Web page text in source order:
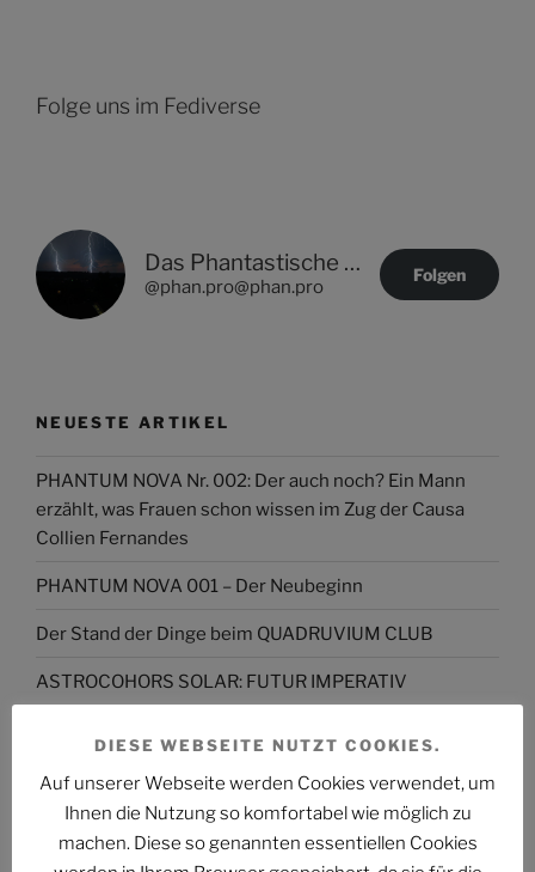
Folge uns im Fediverse
Das Phantastische Projekt - PHAN.PRO
@phan.pro@phan.pro
Folgen
NEUESTE ARTIKEL
PHANTUM NOVA Nr. 002: Der auch noch? Ein Mann
erzählt, was Frauen schon wissen im Zug der Causa
Collien Fernandes
PHANTUM NOVA 001 – Der Neubeginn
Der Stand der Dinge beim QUADRUVIUM CLUB
ASTROCOHORS SOLAR: FUTUR IMPERATIV
und darüber hinaus…
Abmahnung gegen BKM: Buchhandlung geht rechtlich
gegen Interview-Äußerungen des
Kulturstaatsministers vor
DIESE WEBSEITE NUTZT COOKIES.
Auf unserer Webseite werden Cookies verwendet, um
Ihnen die Nutzung so komfortabel wie möglich zu
machen. Diese so genannten essentiellen Cookies